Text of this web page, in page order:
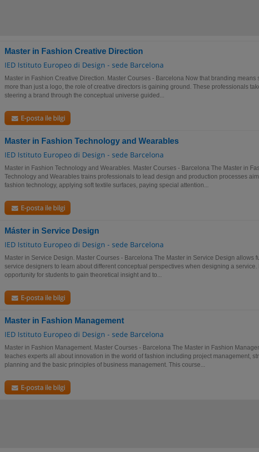
Master in Fashion Creative Direction
IED Istituto Europeo di Design - sede Barcelona
Master in Fashion Creative Direction. Master Courses - Barcelona Now that branding means
more than just a logo, the role of creative directors is gaining ground. These professionals
steering a brand through the conceptual universe guided...
E-posta ile bilgi
Master in Fashion Technology and Wearables
IED Istituto Europeo di Design - sede Barcelona
Master in Fashion Technology and Wearables. Master Courses - Barcelona The Master in
Technology and Wearables trains professionals to lead design and production processes
fashion technology, applying soft textile surfaces, paying special attention...
E-posta ile bilgi
Máster in Service Design
IED Istituto Europeo di Design - sede Barcelona
Master in Service Design. Master Courses - Barcelona The Master in Service Design allows
service designers to learn about different conceptual perspectives when designing a service.
opportunity for students to gain theoretical insight and to...
E-posta ile bilgi
Master in Fashion Management
IED Istituto Europeo di Design - sede Barcelona
Master in Fashion Management. Master Courses - Barcelona The Master in Fashion
teaches experts all about innovation in the world of fashion including project management,
planning and the basic principles of business management. This course...
E-posta ile bilgi